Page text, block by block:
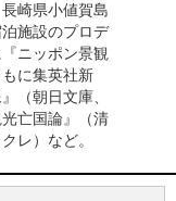
崎県小値賀島
施設のプロデ
ニッポン景観
に集英社新
（朝日文庫、
亡国論』（清
レ）など。